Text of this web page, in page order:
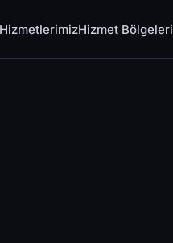
HizmetlerimizHizmet Bölgeleri